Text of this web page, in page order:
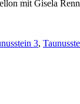
mit Gisela
3,